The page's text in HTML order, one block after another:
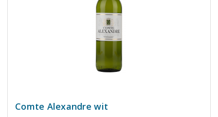
Comte Alexandre wit